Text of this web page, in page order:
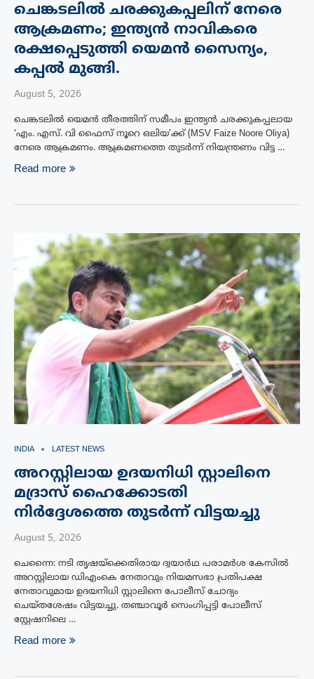
ചെങ്കടലിൽ ചരക്കുകപ്പലിന് നേരെ
ആക്രമണം; ഇന്ത്യൻ നാവികരെ
രക്ഷപ്പെടുത്തി യെമൻ സൈന്യം,
കപ്പൽ മുങ്ങി.
August 5, 2026
ചെങ്കടലിൽ യെമൻ തീരത്തിന് സമീപം ഇന്ത്യൻ ചരക്കുകപ്പലായ
‘എം. എസ്. വി ഫൈസ് നൂറെ ഒലിയ’ക്ക് (MSV Faize Noore Oliya)
നേരെ ആക്രമണം. ആക്രമണത്തെ തുടർന്ന് നിയന്ത്രണം വിട്ട …
Read more
INDIA LATEST NEWS
അറസ്റ്റിലായ ഉദയനിധി സ്റ്റാലിനെ
മദ്രാസ് ഹൈക്കോടതി
നിർദ്ദേശത്തെ തുടർന്ന് വിട്ടയച്ചു
August 5, 2026
ചെന്നൈ: നടി തൃഷയ്ക്കെതിരായ ദ്വയാർഥ പരാമർശ കേസിൽ
അറസ്റ്റിലായ ഡിഎംകെ നേതാവും നിയമസഭാ പ്രതിപക്ഷ
നേതാവുമായ ഉദയനിധി സ്റ്റാലിനെ പോലീസ് ചോദ്യം
ചെയ്ത‌ശേഷം വിട്ടയച്ചു. തഞ്ചാവൂർ സെംഗിപ്പട്ടി പോലീസ്
സ്റ്റേഷനിലെ …
Read more